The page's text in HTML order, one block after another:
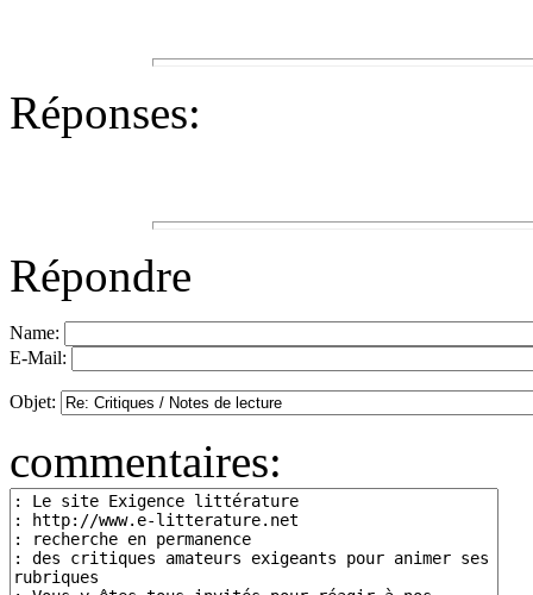
Réponses:
Répondre
Name:
E-Mail:
Objet:
commentaires: